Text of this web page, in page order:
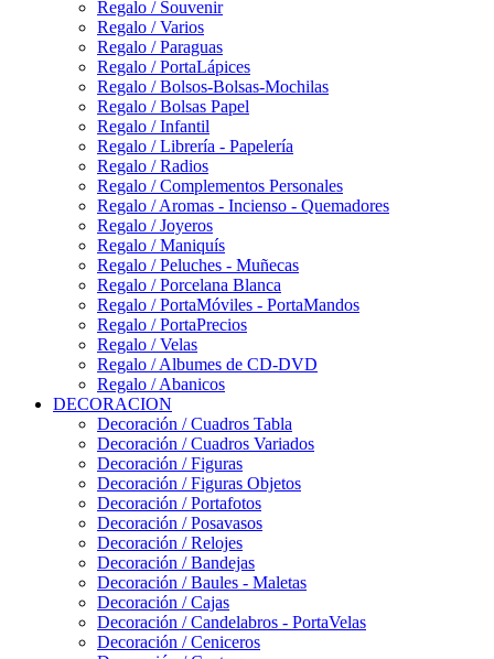
Regalo / Souvenir
Regalo / Varios
Regalo / Paraguas
Regalo / PortaLápices
Regalo / Bolsos-Bolsas-Mochilas
Regalo / Bolsas Papel
Regalo / Infantil
Regalo / Librería - Papelería
Regalo / Radios
Regalo / Complementos Personales
Regalo / Aromas - Incienso - Quemadores
Regalo / Joyeros
Regalo / Maniquís
Regalo / Peluches - Muñecas
Regalo / Porcelana Blanca
Regalo / PortaMóviles - PortaMandos
Regalo / PortaPrecios
Regalo / Velas
Regalo / Albumes de CD-DVD
Regalo / Abanicos
DECORACION
Decoración / Cuadros Tabla
Decoración / Cuadros Variados
Decoración / Figuras
Decoración / Figuras Objetos
Decoración / Portafotos
Decoración / Posavasos
Decoración / Relojes
Decoración / Bandejas
Decoración / Baules - Maletas
Decoración / Cajas
Decoración / Candelabros - PortaVelas
Decoración / Ceniceros